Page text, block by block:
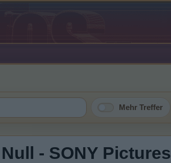
Mehr Treffer
- SONY Pictures